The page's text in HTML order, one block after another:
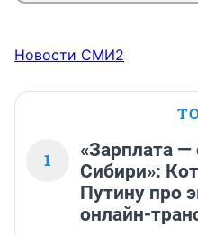
Новости СМИ2
1
«Зарплата
Сибири»:
Путину про
онлайн-